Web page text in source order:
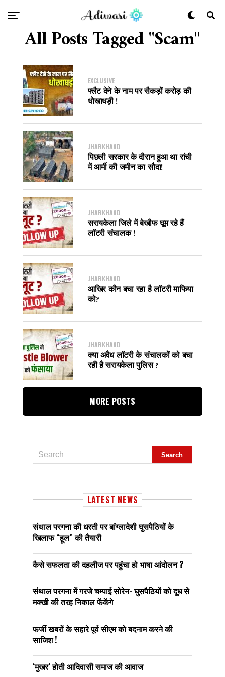
All Posts Tagged "Scam"
EXCLUSIVE
फ्लैट देने के नाम पर सैकड़ों करोड़ की
धोखाधड़ी !
JHARKHAND
पिछली सरकार के दौरान हुआ था रांची
में आर्मी की जमीन का सौदा!
JHARKHAND
सरायकेला जिले में बेखौफ घूम रहे हैं
लॉटरी संचालक !
JHARKHAND
आखिर कौन बचा रहा है लॉटरी माफिया
को?
JHARKHAND
क्या अवैध लॉटरी के संचालकों को बचा
रही है सरायकेला पुलिस ?
MORE POSTS
LATEST NEWS
संथाल परगना की धरती पर बांग्लादेशी घुसपैठियों के
खिलाफ “हूल” की तैयारी
कैसे सफलता की दहलीज पर पहुंचा हो भाषा आंदोलन ?
संथाल परगना में गरजे चम्पाई सोरेन- घुसपैठियों को दूध से
मक्खी की तरह निकाल फेंकेंगे
फर्जी खबरों के सहारे पूर्व सीएम को बदनाम करने की
साजिश !
‘मुखर’ होती आदिवासी समाज की आवाज